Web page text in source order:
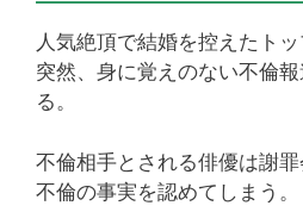
人気絶頂で結婚を控えたト
突然、身に覚えのない不倫
る。
不倫相手とされる俳優は謝
不倫の事実を認めてしまう。